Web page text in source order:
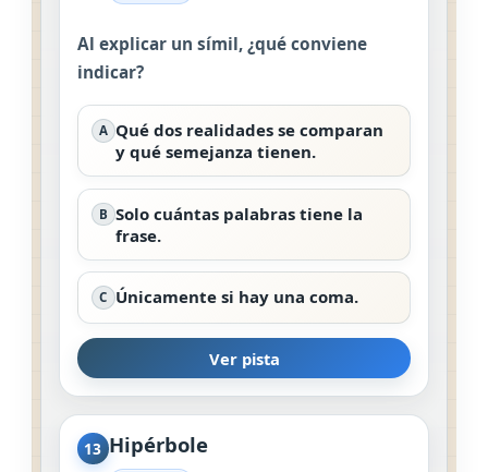
Al explicar un símil, ¿qué conviene
indicar?
A Qué dos realidades se comparan
y qué semejanza tienen.
B Solo cuántas palabras tiene la
frase.
C Únicamente si hay una coma.
Ver pista
13 Hipérbole